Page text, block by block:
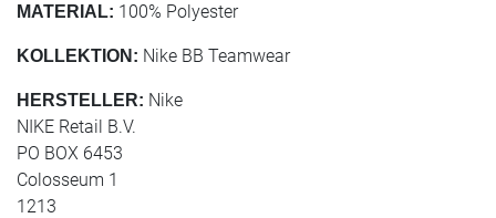
MATERIAL: 100% Polyester
KOLLEKTION: Nike BB Teamwear
HERSTELLER: Nike
NIKE Retail B.V.
PO BOX 6453
Colosseum 1
1213